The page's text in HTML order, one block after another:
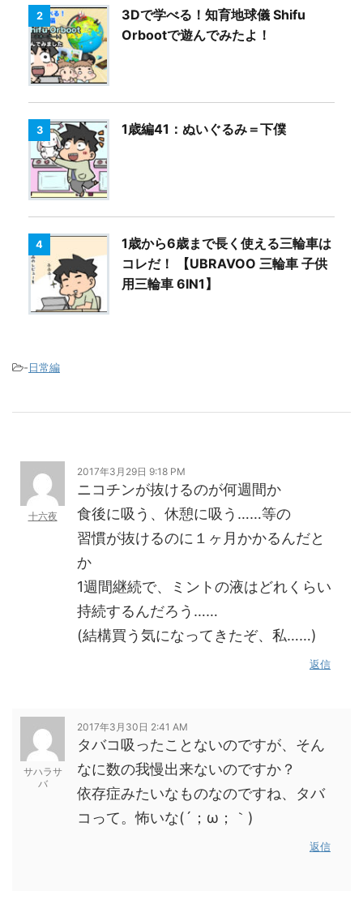
2
3Dで学べる！知育地球儀 Shifu
Orbootで遊んでみたよ！
3 1歳編41：ぬいぐるみ＝下僕
4
1歳から6歳まで長く使える三輪車は
コレだ！ 【UBRAVOO 三輪車 子供
用三輪車 6IN1】
-日常編
十六夜
2017年3月29日 9:18 PM
ニコチンが抜けるのが何週間か
食後に吸う、休憩に吸う……等の
習慣が抜けるのに１ヶ月かかるんだと
か
1週間継続で、ミントの液はどれくらい
持続するんだろう……
(結構買う気になってきたぞ、私……)
返信
サハラサ
バ
2017年3月30日 2:41 AM
タバコ吸ったことないのですが、そん
なに数の我慢出来ないのですか？
依存症みたいなものなのですね、タバ
コって。怖いな(´；ω；｀)
返信